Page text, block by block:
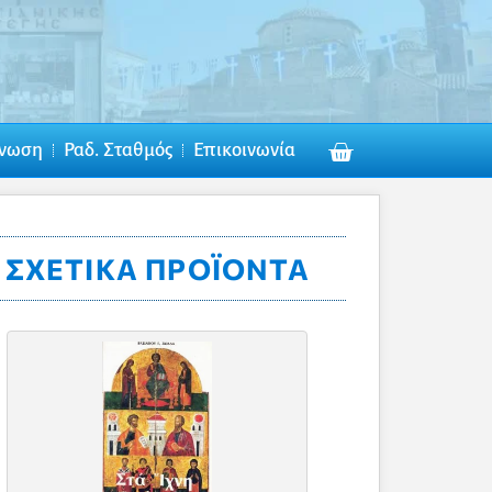
Ραδ. Σταθμός Επικοινωνία
ΣΧΕΤΙΚΆ ΠΡΟΪΌΝΤΑ